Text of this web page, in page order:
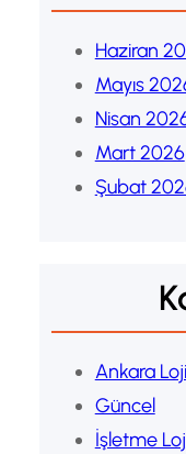
Haziran
Mayıs
Nisan
Mart 2026
Şubat
Ankara
Güncel
İşletme